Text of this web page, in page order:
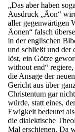
„Das aber haben
Ausdruck „Äon“
aller gegenwärtigen
Äonen“ falsch
in der englischen
und schließt und der
löst, ein Götze
without end“
die Ansage der
Gericht aus über
Christentum gar
würde, statt eines,
Ewigkeit bedeutet
die dialektische
Mal erschienen. Da